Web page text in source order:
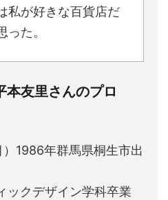
私が好きな百貨店だ
った。
本友里さんのプロ
1986年群馬県桐生市出
ックデザイン学科卒業